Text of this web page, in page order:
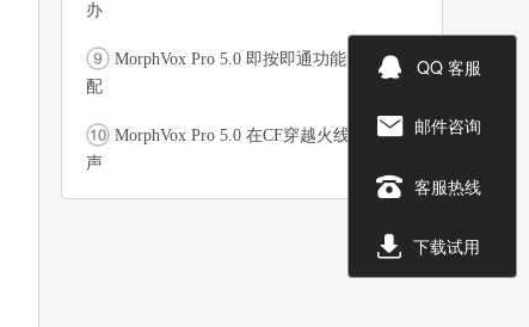
办
MorphVox Pro 5.0 即按即通功能 游戏的绝
配
MorphVox Pro 5.0 在CF穿越火线中应用变
声
 QQ 客服
 邮件咨询
 客服热线
 下载试用